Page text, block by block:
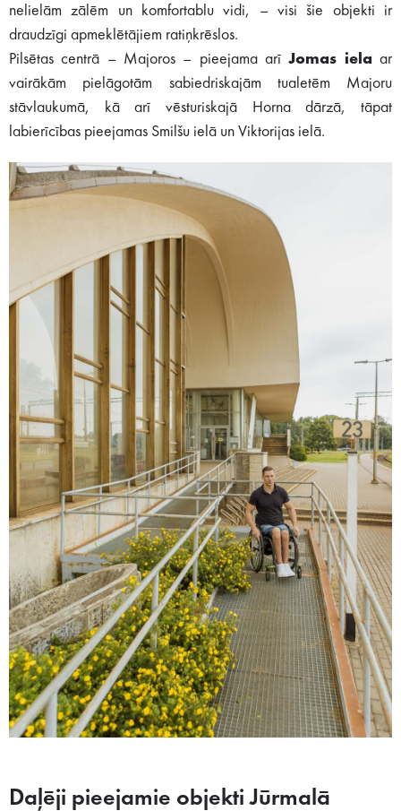
nelielām zālēm un komfortablu vidi, – visi šie objekti ir
draudzīgi apmeklētājiem ratiņkrēslos.
Pilsētas centrā – Majoros – pieejama arīJomas ielaar
vairākām pielāgotām sabiedriskajām tualetēm Majoru
stāvlaukumā, kā arī vēsturiskajā Horna dārzā, tāpat
labierīcības pieejamas Smilšu ielā un Viktorijas ielā.
Daļēji pieejamie objekti Jūrmalā